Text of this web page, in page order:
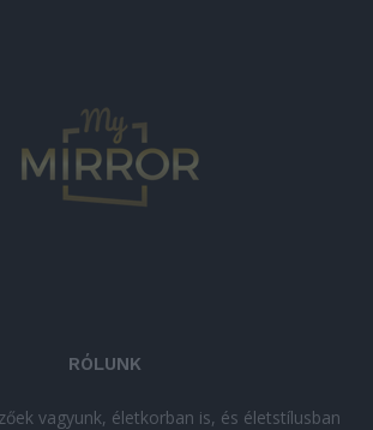
RÓLUNK
vagyunk, életkorban is, és életstílusban